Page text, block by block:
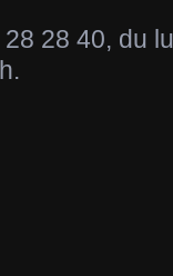
28 40, du